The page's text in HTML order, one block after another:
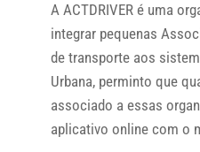
A ACTDRIVER é uma
integrar pequenas
de transporte aos
Urbana, perminto que
associado a essas
aplicativo online com o